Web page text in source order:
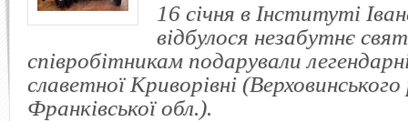
16 січня в Інституті
відбулося незабутнє
співробітникам подарували
славетної Криворівні (Верховинського
Франківської обл.).